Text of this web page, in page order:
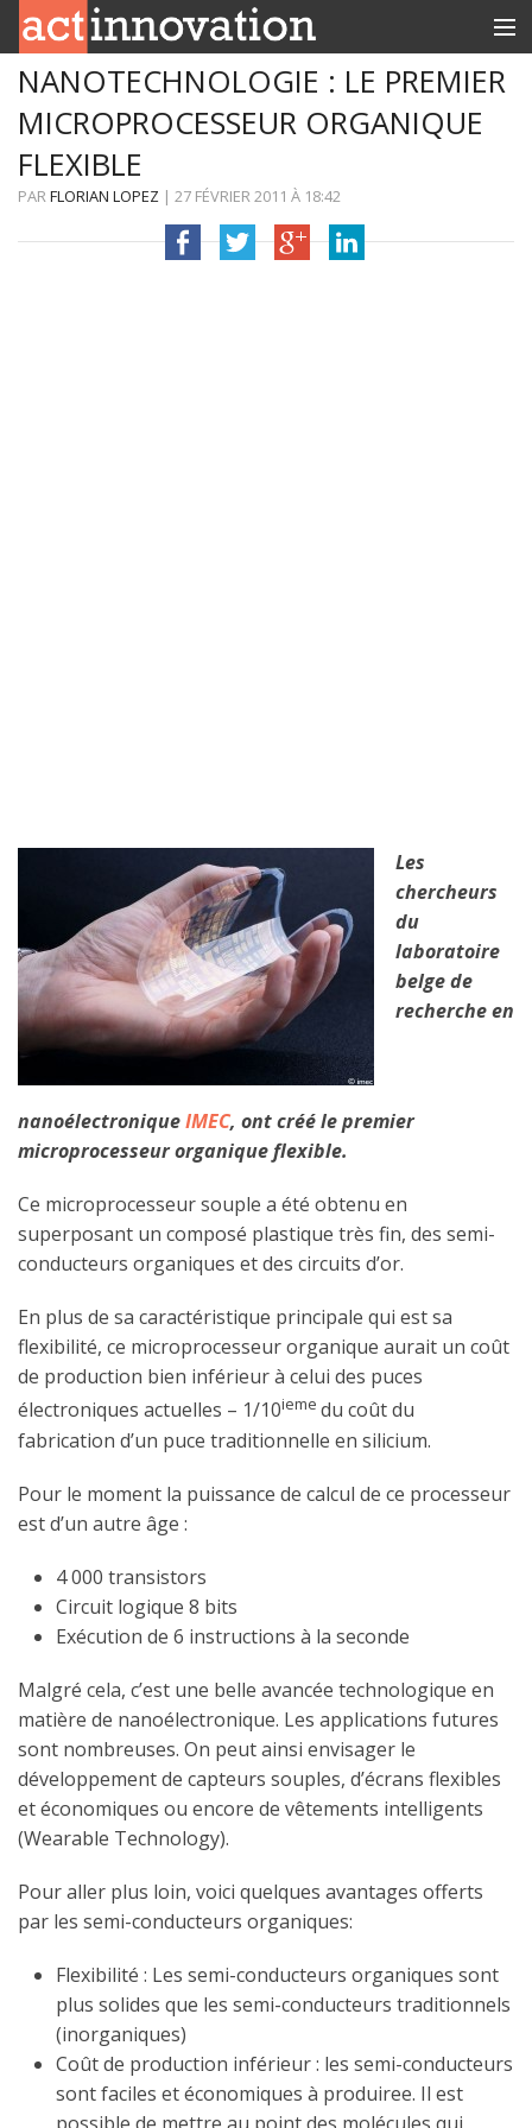
RUBRIQUES
INNOBOX
CONTACT
NANOTECHNOLOGIE : LE PREMIER
MICROPROCESSEUR ORGANIQUE
FLEXIBLE
PARFLORIAN LOPEZ | 27 FÉVRIER 2011 À 18:42
Les
chercheurs
du
laboratoire
belge de
recherche en
nanoélectroniqueIMEC, ont créé le premier
microprocesseur organique flexible.
Ce microprocesseur souple a été obtenu en
superposant un composé plastique très fin, des semi-
conducteurs organiques et des circuits d’or.
En plus de sa caractéristique principale qui est sa
flexibilité, ce microprocesseur organique aurait un coût
de production bien inférieur à celui des puces
électroniques actuelles – 1/10ieme du coût du
fabrication d’un puce traditionnelle en silicium.
Pour le moment la puissance de calcul de ce processeur
est d’un autre âge :
4 000 transistors
Circuit logique 8 bits
Exécution de 6 instructions à la seconde
Malgré cela, c’est une belle avancée technologique en
matière de nanoélectronique. Les applications futures
sont nombreuses. On peut ainsi envisager le
développement de capteurs souples, d’écrans flexibles
et économiques ou encore de vêtements intelligents
(Wearable Technology).
Pour aller plus loin, voici quelques avantages offerts
par les semi-conducteurs organiques:
Flexibilité : Les semi-conducteurs organiques sont
plus solides que les semi-conducteurs traditionnels
(inorganiques)
Coût de production inférieur : les semi-conducteurs
sont faciles et économiques à produiree. Il est
possible de mettre au point des molécules qui